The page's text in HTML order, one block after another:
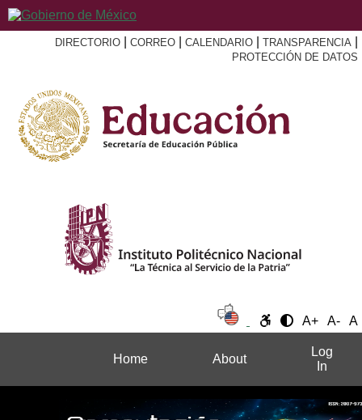
DIRECTORIO CORREO CALENDARIO TRANSPARENCIA
PROTECCIÓN DE DATOS
A+ A- A
Home About
Log
In